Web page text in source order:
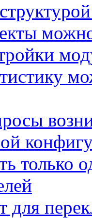
только
для